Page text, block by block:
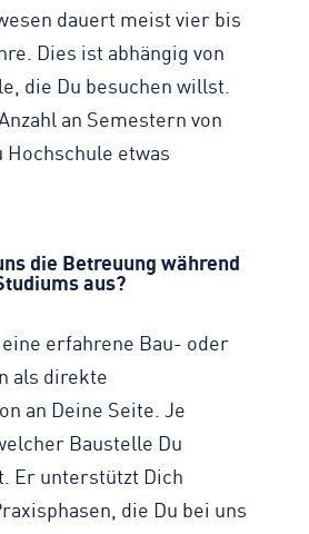
dauert meist vier bis
Dies ist abhängig von
die Du besuchen willst.
an Semestern von
Hochschule etwas
die Betreuung während
aus?
erfahrene Bau- oder
als direkte
an Deine Seite. Je
Baustelle Du
Er unterstützt Dich
die Du bei uns